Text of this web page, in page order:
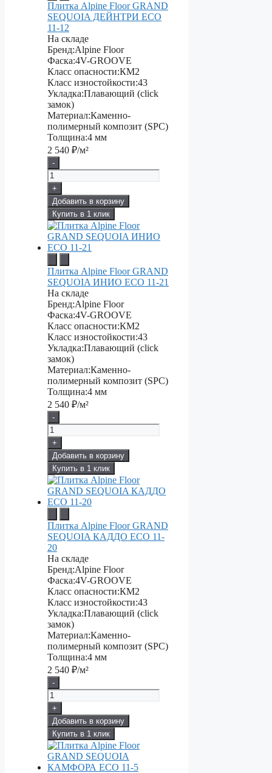
Плитка Alpine Floor GRAND
SEQUOIA ДЕЙНТРИ ECO
11-12
На складе
Бренд:Alpine Floor
Фаска:4V-GROOVE
Класс опасности:КМ2
Класс изностойкости:43
Укладка:Плавающий (click
замок)
Материал:Каменно-
полимерный композит (SPC)
Толщина:4 мм
2 540 ₽/м²
-
+
Добавить в корзину
Купить в 1 клик
Плитка Alpine Floor GRAND
SEQUOIA ИНИО ECO 11-21
На складе
Бренд:Alpine Floor
Фаска:4V-GROOVE
Класс опасности:КМ2
Класс изностойкости:43
Укладка:Плавающий (click
замок)
Материал:Каменно-
полимерный композит (SPC)
Толщина:4 мм
2 540 ₽/м²
-
+
Добавить в корзину
Купить в 1 клик
Плитка Alpine Floor GRAND
SEQUOIA КАДДО ECO 11-
20
На складе
Бренд:Alpine Floor
Фаска:4V-GROOVE
Класс опасности:КМ2
Класс изностойкости:43
Укладка:Плавающий (click
замок)
Материал:Каменно-
полимерный композит (SPC)
Толщина:4 мм
2 540 ₽/м²
-
+
Добавить в корзину
Купить в 1 клик